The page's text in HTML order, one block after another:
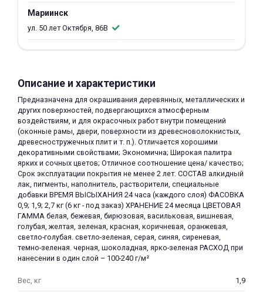
Мариинск
ул. 50 лет Октября, 86В
Описание и характеристики
Предназначена для окрашивания деревянных, металлических и
других поверхностей, подвергающихся атмосферным
воздействиям, и для окрасочных работ внутри помещений
(оконные рамы, двери, поверхности из древесноволокнистых,
древесностружечных плит и т. п.). Отличается хорошими
декоративными свойствами; Экономична; Широкая палитра
ярких и сочных цветов; Отличное соотношение цена/ качество;
Срок эксплуатации покрытия не менее 2 лет. СОСТАВ алкидный
лак, пигменты, наполнитель, растворители, специальные
добавки ВРЕМЯ ВЫСЫХАНИЯ 24 часа (каждого слоя) ФАСОВКА
0,9; 1,9; 2,7 кг (6 кг - под заказ) ХРАНЕНИЕ 24 месяца ЦВЕТОВАЯ
ГАММА белая, бежевая, бирюзовая, васильковая, вишневая,
голубая, желтая, зеленая, красная, коричневая, оранжевая,
светло-голубая. светло-зеленая, серая, синяя, сиреневая,
темно-зеленая. черная, шоколадная, ярко-зеленая РАСХОД при
нанесении в один слой – 100-240 г/м²
Вес, кг 1,9
раз в 2 недели